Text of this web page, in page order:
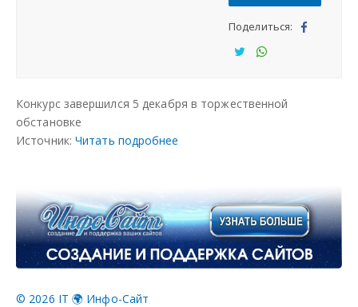
Поделиться:
тьс тьс
Конкурс завершился 5 декабря в торжественной
обстановке
Источник: Читать подробнее
© 2026 IT 🌍 Инфо-Сайт